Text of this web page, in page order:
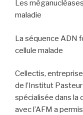
Les
maladie
La séquence ADN
cellule malade
Cellectis,
de l’Institut
spécialisée dans la
avec l’AFM a